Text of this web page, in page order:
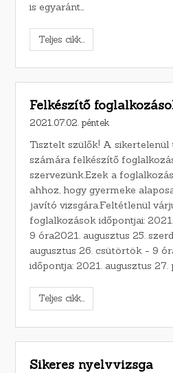
is egyaránt…
Teljes cikk...
Felkészítő
2021.07.02. péntek
Tisztelt szülők! A
számára felkészítő
szervezünk.Ezek a
ahhoz, hogy gyermeke
javító vizsgára.Feltétlenül
foglalkozások időpontjai:
9 óra2021. augusztus 25.
augusztus 26. csütörtök - 9
időpontja: 2021. augusztus
Teljes cikk...
Sikeres nyelvvizsga